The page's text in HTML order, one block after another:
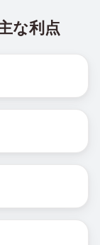
な利点